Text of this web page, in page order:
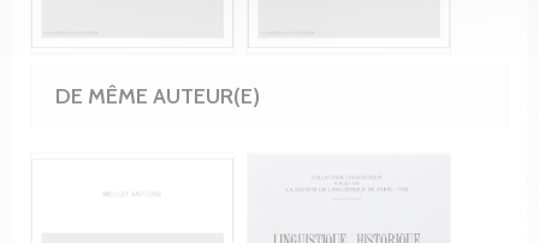
DE MÊME AUTEUR(E)